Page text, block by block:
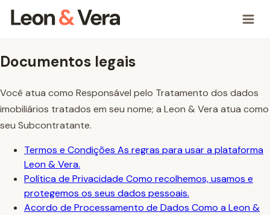
Documentos legais
Você atua como Responsável pelo Tratamento dos dados
imobiliários tratados em seu nome; a Leon & Vera atua como
seu Subcontratante.
Termos e Condições As regras para usar a plataforma
Leon & Vera.
Política de Privacidade Como recolhemos, usamos e
protegemos os seus dados pessoais.
Acordo de Processamento de Dados Como a Leon &